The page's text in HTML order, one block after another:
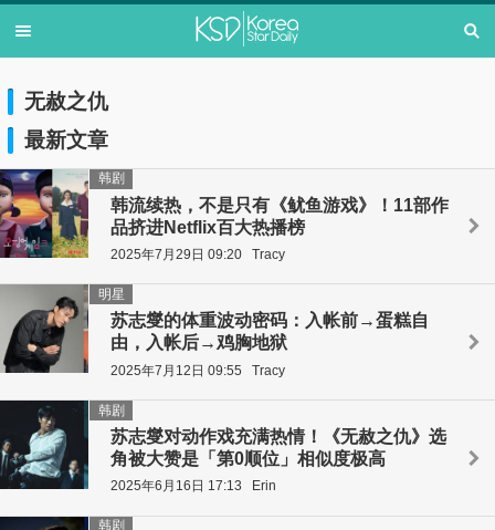
无赦之仇
最新文章
韩流续热，不是只有《鱿鱼游戏》！11部作
品挤进Netflix百大热播榜
韩剧
2025年7月29日 09:20 Tracy
苏志燮的体重波动密码：入帐前→蛋糕自
由，入帐后→鸡胸地狱
明星
2025年7月12日 09:55 Tracy
苏志燮对动作戏充满热情！《无赦之仇》选
角被大赞是「第0顺位」相似度极高
韩剧
2025年6月16日 17:13 Erin
韩剧